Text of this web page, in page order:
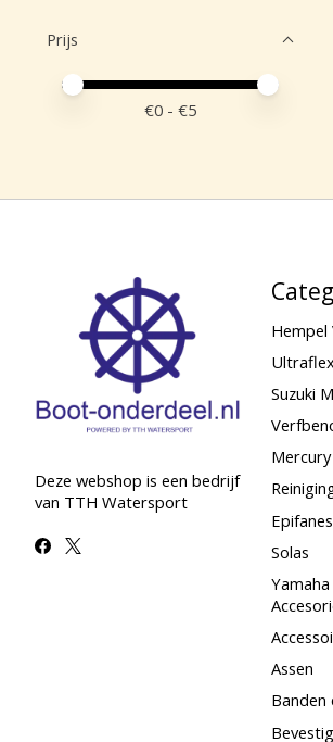
Prijs
Minimale prijswaarde
Price maximum value
€0 - €5
Deze webshop is een bedrijf
van TTH Watersport
Suzuki
Mercury
Solas
Assen
Banden